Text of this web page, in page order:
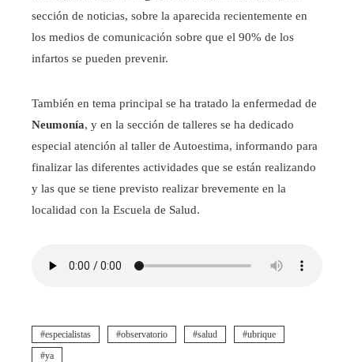
sección de noticias, sobre la aparecida recientemente en
los medios de comunicación sobre que el 90% de los
infartos se pueden prevenir.
También en tema principal se ha tratado la enfermedad de
Neumonía, y en la sección de talleres se ha dedicado
especial atención al taller de Autoestima, informando para
finalizar las diferentes actividades que se están realizando
y las que se tiene previsto realizar brevemente en la
localidad con la Escuela de Salud.
especialistas observatorio salud
ubrique
ya